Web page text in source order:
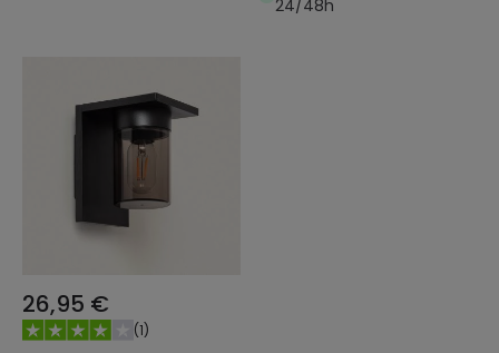
24/48h
26,95 €
(1)